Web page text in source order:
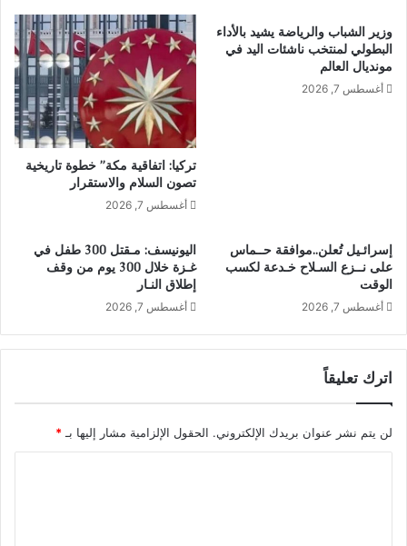
وزير الشباب والرياضة يشيد بالأداء
البطولي لمنتخب ناشئات اليد في
مونديال العالم
أغسطس 7, 2026
تركيا: اتفاقية مكة” خطوة تاريخية
تصون السلام والاستقرار
أغسطس 7, 2026
إسرائـيل تُعلن..موافقة حــماس
على نــزع السـلاح خـدعة لكسب
الوقت
أغسطس 7, 2026
اليونيسف: مـقتل 300 طفل في
غـزة خلال 300 يوم من وقف
إطلاق النـار
أغسطس 7, 2026
اترك تعليقاً
لن يتم نشر عنوان بريدك الإلكتروني. الحقول الإلزامية مشار إليها بـ *